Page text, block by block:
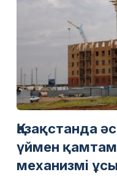
Қазақстанда
үймен
механизмі